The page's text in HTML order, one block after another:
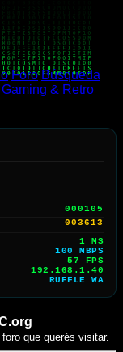
Foro Búsqueda
& Retro
000105
003613
1 MS
100 MBPS
47 FPS
192.168.1.40
RUFFLE WA
que querés visitar.